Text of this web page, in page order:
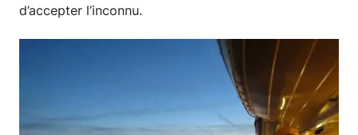
d’accepter l’inconnu.